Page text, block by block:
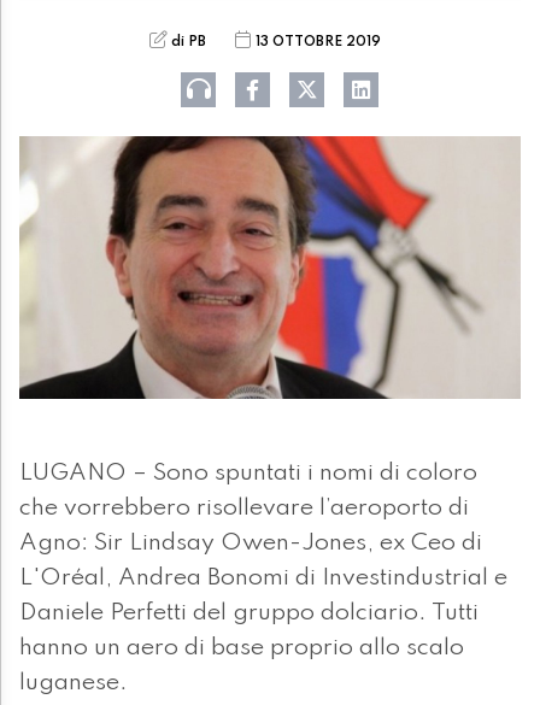
di PB 13 OTTOBRE 2019
LUGANO – Sono spuntati i nomi di coloro
che vorrebbero risollevare l’aeroporto di
Agno: Sir Lindsay Owen-Jones, ex Ceo di
L'Oréal, Andrea Bonomi di Investindustrial e
Daniele Perfetti del gruppo dolciario. Tutti
hanno un aero di base proprio allo scalo
luganese.